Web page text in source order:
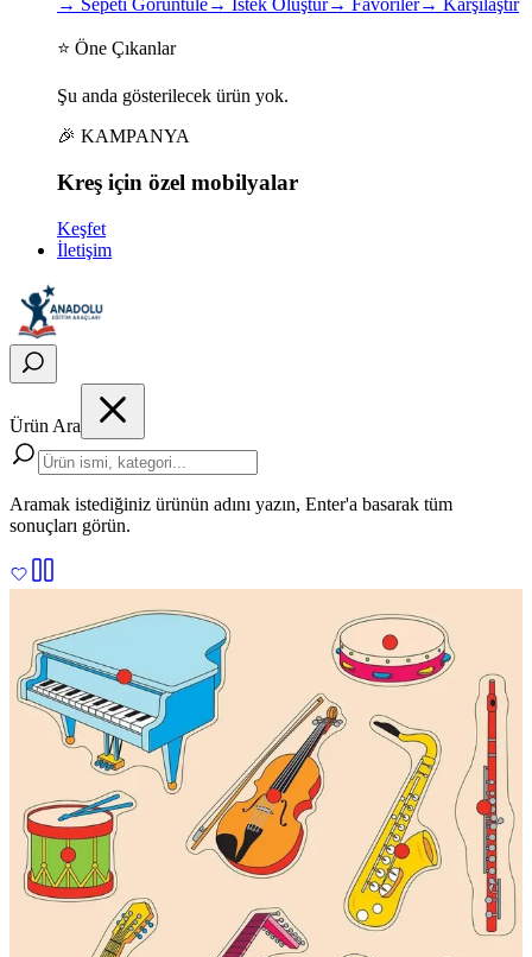
→ Sepeti Görüntüle→ İstek Oluştur→ Favoriler→ Karşılaştır
⭐ Öne Çıkanlar
Şu anda gösterilecek ürün yok.
🎉 KAMPANYA
Kreş için özel mobilyalar
Keşfet
İletişim
Ürün Ara
Aramak istediğiniz ürünün adını yazın, Enter'a basarak tüm
sonuçları görün.